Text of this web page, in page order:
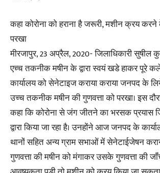
कहा कोरोना को हराना है जरूरी, मशीन क्रय
परखा
मीरजापुर, 23 अप्रैल, 2020- जिलाधिकारी
एच्च तकनीक मषीन के द्वारा स्वयं खडे हाकर पूरे
कार्यालय को सेनेटाइज कराया कराया जनपद के
उच्च तकनीक मषीन की गुणवत्ता को परखा। इस
कहा कि कोरोना से जंग जीतने का भरसक प्रयास
द्वारा किया जा रहा है। उनहोंने आज जनपद के
थानों सहित अन्य ग्राम सभाओं में सेनेटाईजेषन
गुणवत्ता की मषीन को मंगाकर उसके गुणवत्ता की